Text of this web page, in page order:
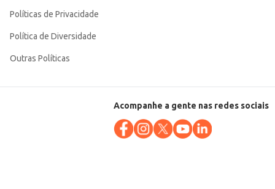
Políticas de Privacidade
Política de Diversidade
Outras Políticas
Acompanhe a gente nas redes sociais